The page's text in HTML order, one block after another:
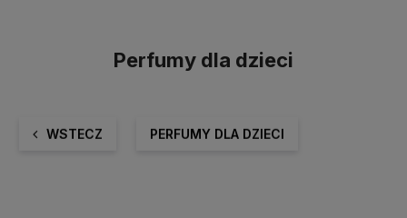
Perfumy dla dzieci
WSTECZ PERFUMY DLA DZIECI